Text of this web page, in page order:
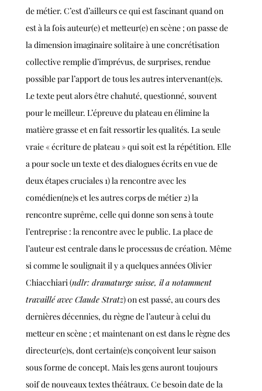
de métier. C’est d’ailleurs ce qui est fascinant quand on
est à la fois auteur(e) et metteur(e) en scène ; on passe de
la dimension imaginaire solitaire à une concrétisation
collective remplie d’imprévus, de surprises, rendue
possible par l’apport de tous les autres intervenant(e)s.
Le texte peut alors être chahuté, questionné, souvent
pour le meilleur. L’épreuve du plateau en élimine la
matière grasse et en fait ressortir les qualités. La seule
vraie « écriture de plateau » qui soit est la répétition. Elle
a pour socle un texte et des dialogues écrits en vue de
deux étapes cruciales 1) la rencontre avec les
comédien(ne)s et les autres corps de métier 2) la
rencontre suprême, celle qui donne son sens à toute
l’entreprise : la rencontre avec le public. La place de
l’auteur est centrale dans le processus de création. Même
si comme le soulignait il y a quelques années Olivier
Chiacchiari (ndlr: dramaturge suisse, il a notamment
travaillé avec Claude Stratz) on est passé, au cours des
dernières décennies, du règne de l’auteur à celui du
metteur en scène ; et maintenant on est dans le règne des
directeur(e)s, dont certain(e)s conçoivent leur saison
sous forme de concept. Mais les gens auront toujours
soif de nouveaux textes théâtraux. Ce besoin date de la